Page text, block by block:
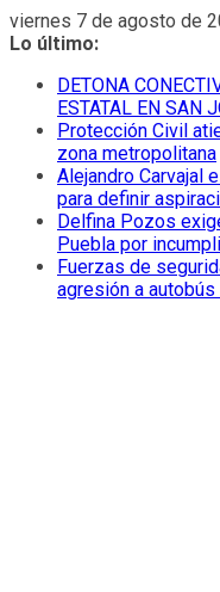
Saltar
al
viernes 7 de agosto de
Lo último:
DETONA
ESTATAL EN SAN
Protección Civil
zona metropolitana
Alejandro Carvajal
para definir
Delfina Pozos
Puebla por
Fuerzas de
agresión a